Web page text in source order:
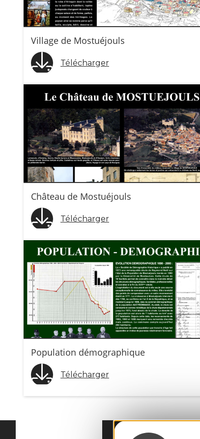
Village de Mostuéjouls
Télécharger
Château de Mostuéjouls
Télécharger
Population démographique
Télécharger